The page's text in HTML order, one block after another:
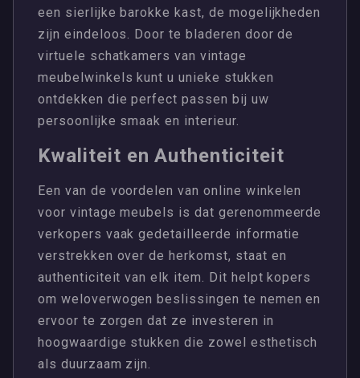
een sierlijke barokke kast, de mogelijkheden
zijn eindeloos. Door te bladeren door de
virtuele schatkamers van vintage
meubelwinkels kunt u unieke stukken
ontdekken die perfect passen bij uw
persoonlijke smaak en interieur.
Kwaliteit en Authenticiteit
Een van de voordelen van online winkelen
voor vintage meubels is dat gerenommeerde
verkopers vaak gedetailleerde informatie
verstrekken over de herkomst, staat en
authenticiteit van elk item. Dit helpt kopers
om weloverwogen beslissingen te nemen en
ervoor te zorgen dat ze investeren in
hoogwaardige stukken die zowel esthetisch
als duurzaam zijn.